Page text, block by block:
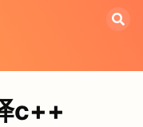
c++